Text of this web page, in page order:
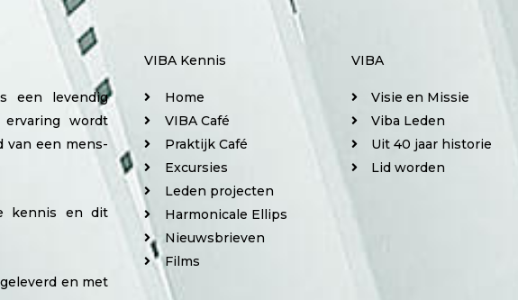
een levendig
ervaring wordt
van een mens-
kennis en dit
en met
VIBA Kennis
Home
VIBA Café
Praktijk Café
Excursies
Leden projecten
Harmonicale Ellips
Nieuwsbrieven
Films
VIBA
Visie en Missie
Viba Leden
Uit 40 jaar historie
Lid worden